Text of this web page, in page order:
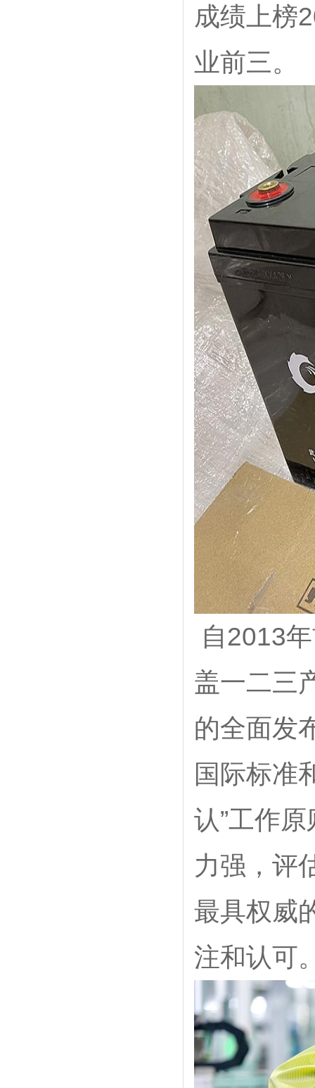
成绩上榜
业前三。
自2013
盖一二三
的全面发
国际标准
认”工作
力强，评
最具权威
注和认可